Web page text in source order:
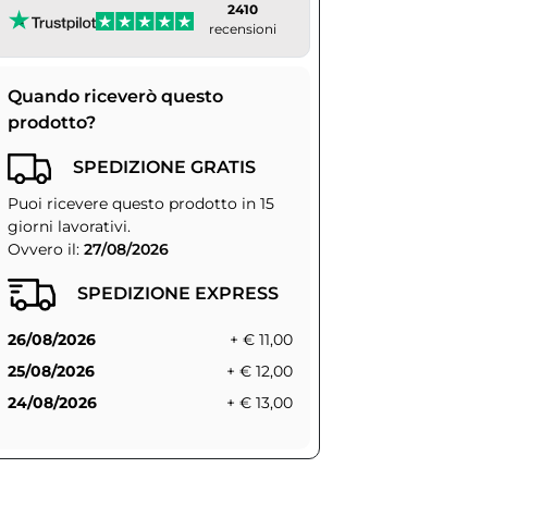
2410
recensioni
Quando riceverò questo
prodotto?
SPEDIZIONE GRATIS
Puoi ricevere questo prodotto in 15
giorni lavorativi.
Ovvero il: 27/08/2026
SPEDIZIONE EXPRESS
26/08/2026
+ € 11,00
25/08/2026
+ € 12,00
24/08/2026
+ € 13,00